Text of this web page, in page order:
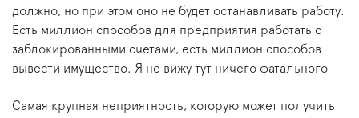
должно, но при этом оно не будет останавливать работу.
Есть миллион способов для предприятия работать с
заблокированными счетами, есть миллион способов
вывести имущество. Я не вижу тут ничего фатального
Самая крупная неприятность, которую может получить